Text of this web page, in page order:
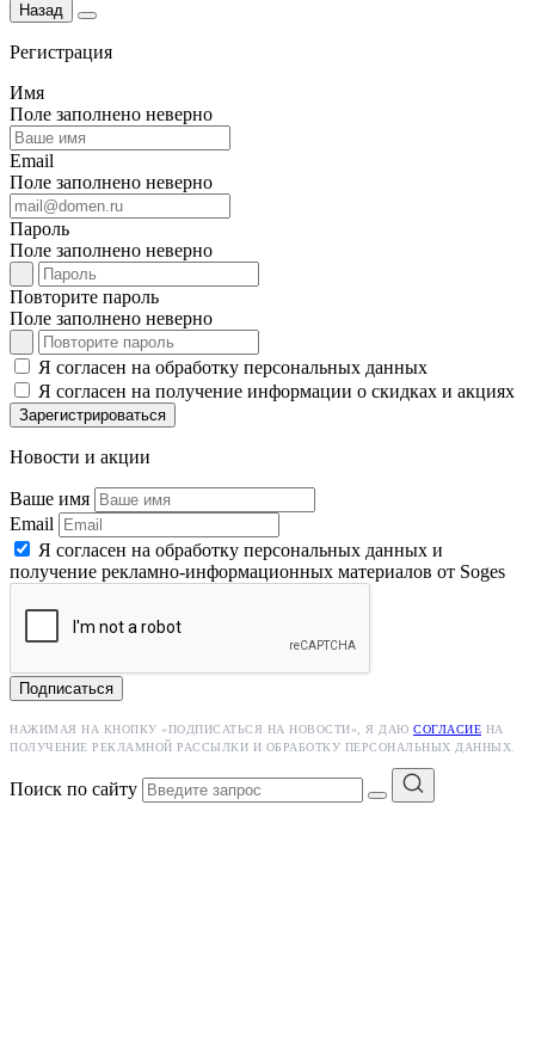
Назад
Регистрация
Имя
Поле заполнено неверно
Email
Поле заполнено неверно
Пароль
Поле заполнено неверно
Повторите пароль
Поле заполнено неверно
Я согласен на обработку персональных данных
Я согласен на получение информации о скидках и акциях
Зарегистрироваться
Новости и акции
Ваше имя
Email
Я согласен на обработку персональных данных и
получение рекламно-информационных материалов от Soges
Подписаться
НАЖИМАЯ НА КНОПКУ «ПОДПИСАТЬСЯ НА НОВОСТИ», Я ДАЮ СОГЛАСИЕ НА
ПОЛУЧЕНИЕ РЕКЛАМНОЙ РАССЫЛКИ И ОБРАБОТКУ ПЕРСОНАЛЬНЫХ ДАННЫХ.
Поиск по сайту